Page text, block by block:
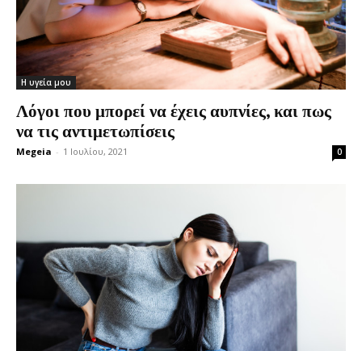
Η υγεία μου
Λόγοι που μπορεί να έχεις αυπνίες, και πως
να τις αντιμετωπίσεις
Megeia - 1 Ιουλίου, 2021 0